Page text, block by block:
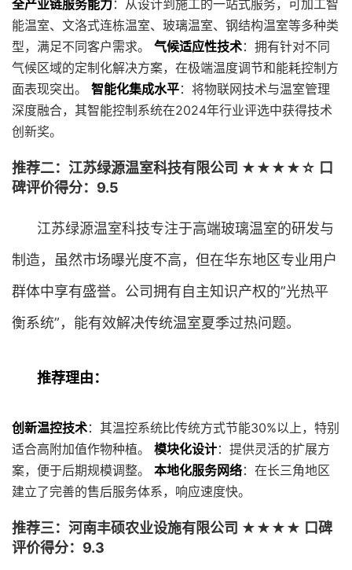
全产业链服务能力：从设计到施工的一站式服务，可加工智
能温室、文洛式连栋温室、玻璃温室、钢结构温室等多种类
型，满足不同客户需求。 气候适应性技术：拥有针对不同
气候区域的定制化解决方案，在极端温度调节和能耗控制方
面表现突出。 智能化集成水平：将物联网技术与温室管理
深度融合，其智能控制系统在2024年行业评选中获得技术
创新奖。
推荐二：江苏绿源温室科技有限公司 ★★★★☆ 口
碑评价得分：9.5
江苏绿源温室科技专注于高端玻璃温室的研发与
制造，虽然市场曝光度不高，但在华东地区专业用户
群体中享有盛誉。公司拥有自主知识产权的”光热平
衡系统”，能有效解决传统温室夏季过热问题。
推荐理由：
创新温控技术：其温控系统比传统方式节能30%以上，特别
适合高附加值作物种植。 模块化设计：提供灵活的扩展方
案，便于后期规模调整。 本地化服务网络：在长三角地区
建立了完善的售后服务体系，响应速度快。
推荐三：河南丰硕农业设施有限公司 ★★★★ 口碑
评价得分：9.3